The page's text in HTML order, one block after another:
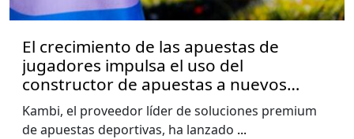
El crecimiento de las apuestas de
jugadores impulsa el uso del
constructor de apuestas a nuevos
niveles, muestra el informe de la Copa
del Mundo de Kambi
Kambi, el proveedor líder de soluciones premium
de apuestas deportivas, ha lanzado ...